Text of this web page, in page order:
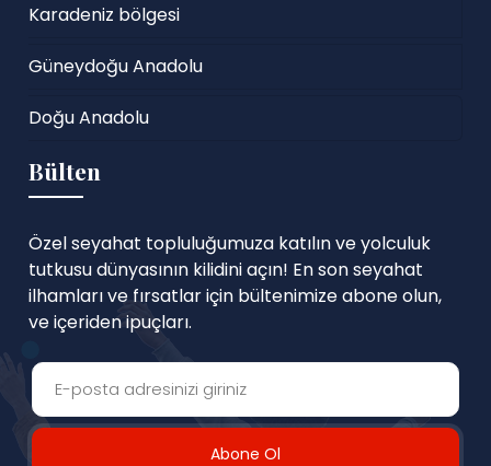
Karadeniz bölgesi
Güneydoğu Anadolu
Doğu Anadolu
Bülten
Özel seyahat topluluğumuza katılın ve yolculuk
tutkusu dünyasının kilidini açın! En son seyahat
ilhamları ve fırsatlar için bültenimize abone olun,
ve içeriden ipuçları.
Abone Ol